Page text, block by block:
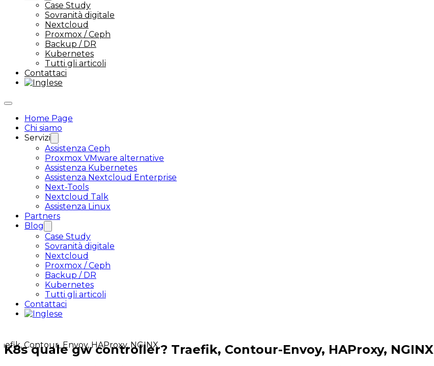
Case Study
Sovranità digitale
Nextcloud
Proxmox / Ceph
Backup / DR
Kubernetes
Tutti gli articoli
Contattaci
Home Page
Chi siamo
Servizi
Assistenza Ceph
Proxmox VMware alternative
Assistenza Kubernetes
Assistenza Nextcloud Enterprise
Next-Tools
Nextcloud Talk
Assistenza Linux
Partners
Blog
Case Study
Sovranità digitale
Nextcloud
Proxmox / Ceph
Backup / DR
Kubernetes
Tutti gli articoli
Contattaci
K8s quale gw controller? Traefik, Contour-Envoy, HAProxy, NGINX